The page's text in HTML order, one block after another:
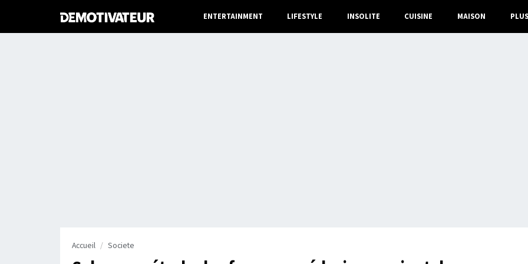
ENTERTAINMENT LIFESTYLE INSOLITE CUISINE MAISON PLUS
Accueil Societe